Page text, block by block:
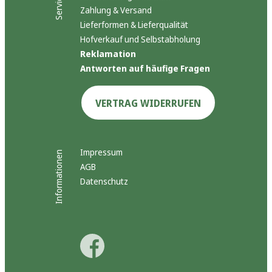
Service
Zahlung & Versand
Lieferformen & Lieferqualität
Hofverkauf und Selbstabholung
Reklamation
Antworten auf häufige Fragen
VERTRAG WIDERRUFEN
Informationen
Impressum
AGB
Datenschutz